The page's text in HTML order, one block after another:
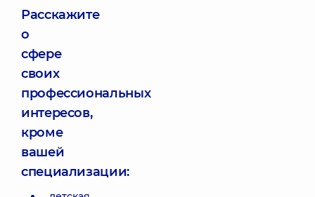
Расскажите
о
сфере
своих
профессиональных
интересов,
кроме
вашей
специализации: